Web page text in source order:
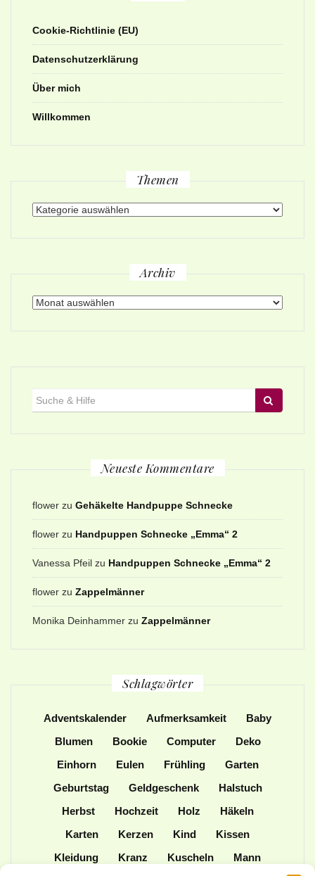
Cookie-Richtlinie (EU)
Datenschutzerklärung
Über mich
Willkommen
Themen
Themen
Archiv
Archiv
Neueste Kommentare
flower zu Gehäkelte Handpuppe Schnecke
flower zu Handpuppen Schnecke „Emma“ 2
Vanessa Pfeil zu Handpuppen Schnecke „Emma“ 2
flower zu Zappelmänner
Monika Deinhammer zu Zappelmänner
Schlagwörter
Adventskalender Aufmerksamkeit
Baby
Blumen
Bookie Computer
Deko
Einhorn
Eulen Frühling
Garten
Geburtstag
Geldgeschenk
Halstuch
Herbst
Hochzeit Holz
Häkeln
Karten
Kerzen Kind
Kissen
Kleidung
Kranz Kuscheln
Mann